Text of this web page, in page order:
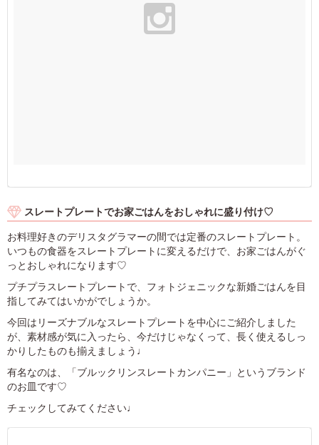
スレートプレートでお家ごはんをおしゃれに盛り付け♡
お料理好きのデリスタグラマーの間では定番のスレートプレート。
いつもの食器をスレートプレートに変えるだけで、お家ごはんがぐ
っとおしゃれになります♡
プチプラスレートプレートで、フォトジェニックな新婚ごはんを目
指してみてはいかがでしょうか。
今回はリーズナブルなスレートプレートを中心にご紹介しました
が、素材感が気に入ったら、今だけじゃなくって、長く使えるしっ
かりしたものも揃えましょう♩
有名なのは、「ブルックリンスレートカンパニー」というブランド
のお皿です♡
チェックしてみてください♩